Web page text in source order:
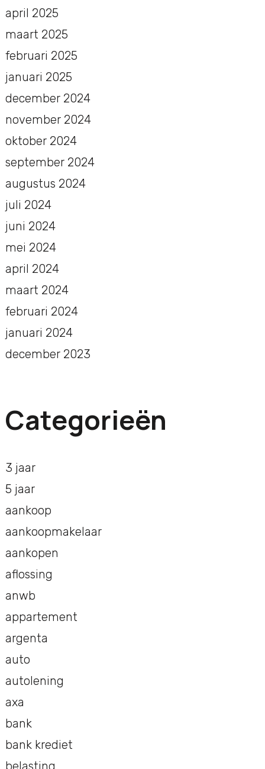
april 2025
maart 2025
februari 2025
januari 2025
december 2024
november 2024
oktober 2024
september 2024
augustus 2024
juli 2024
juni 2024
mei 2024
april 2024
maart 2024
februari 2024
januari 2024
december 2023
Categorieën
3 jaar
5 jaar
aankoop
aankoopmakelaar
aankopen
aflossing
anwb
appartement
argenta
auto
autolening
axa
bank
bank krediet
belasting